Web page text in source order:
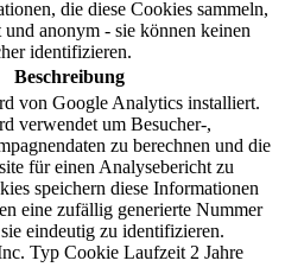
die diese Cookies sammeln,
und anonym - sie können keinen
identifizieren.
Beschreibung
von Google Analytics installiert.
verwendet um Besucher-,
zu berechnen und die
für einen Analysebericht zu
speichern diese Informationen
eine zufällig generierte Nummer
eindeutig zu identifizieren.
Typ Cookie Laufzeit 2 Jahre